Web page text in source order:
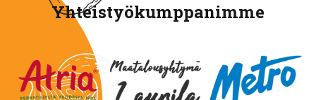
Yhteistyökumppanimme